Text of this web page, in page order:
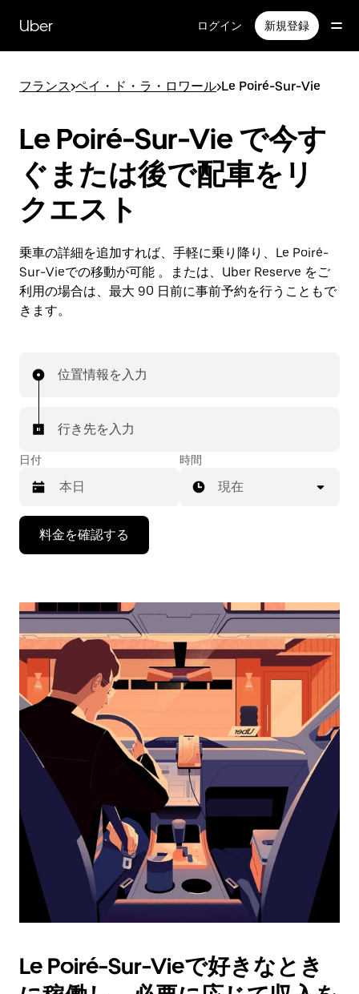
Uber ログイン 新規登録
フランス>ペイ・ド・ラ・ロワール>Le Poiré-Sur-Vie
Le Poiré-Sur-Vie で今す
ぐまたは後で配車をリ
クエスト
乗車の詳細を追加すれば、手軽に乗り降り、Le Poiré-
Sur-Vieでの移動が可能 。または、Uber Reserve をご
利用の場合は、最大 90 日前に事前予約を行うこともで
きます。
位置情報を入力
行き先を入力
日付
で
ン
ダ
ー
を
操
作
し、
を
選
択
す。
ン
で
時間
現在
料金を確認する
Le Poiré-Sur-Vieで好きなとき